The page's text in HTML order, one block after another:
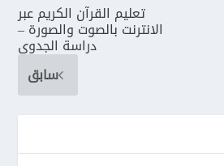
تعليم القرآن الكريم عبر
الانترنت بالصوت والصورة –
دراسة الجدوى
سابق